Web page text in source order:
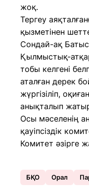
жоқ.
Тергеу
қызметінен
Сондай-ақ
Қылмыстық-
тобы келгені
аталған дерек
жүргізіліп,
анықталып
Осы мәселенің
қауіпсіздік
Комитет әзірге
БҚО Орал